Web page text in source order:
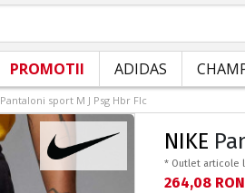
PROMOTII ADIDAS
Pantaloni sport M J Psg Hbr Flc
NIKE
* Outlet articole
Текуща
264,08 RON